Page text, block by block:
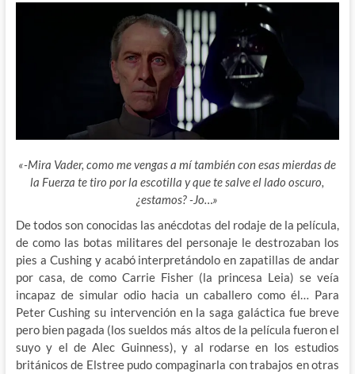
«-Mira Vader, como me vengas a mí también con esas mierdas de
la Fuerza te tiro por la escotilla y que te salve el lado oscuro,
¿estamos? -Jo…»
De todos son conocidas las anécdotas del rodaje de la película,
de como las botas militares del personaje le destrozaban los
pies a Cushing y acabó interpretándolo en zapatillas de andar
por casa, de como Carrie Fisher (la princesa Leia) se veía
incapaz de simular odio hacia un caballero como él… Para
Peter Cushing su intervención en la saga galáctica fue breve
pero bien pagada (los sueldos más altos de la película fueron el
suyo y el de Alec Guinness), y al rodarse en los estudios
británicos de Elstree pudo compaginarla con trabajos en otras